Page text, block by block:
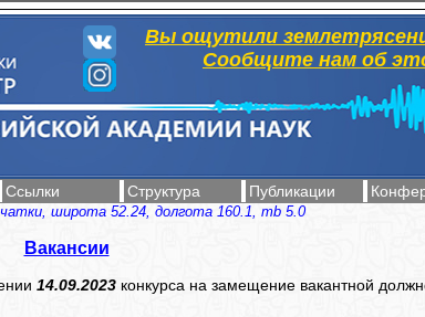
Вы ощутили
Сообщите нам об
Ссылки Структура Публикации
широта 52.24, долгота 160.1, mb 5.0
Вакансии
14.09.2023 конкурса на замещение вакантной